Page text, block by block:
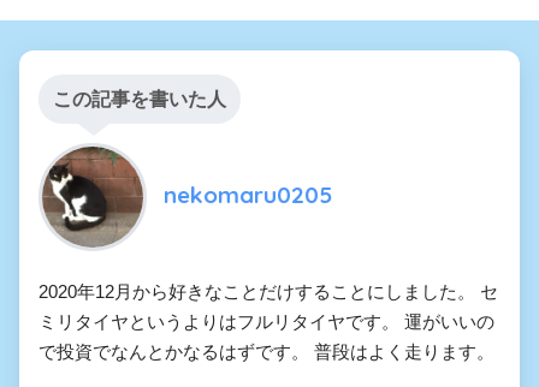
この記事を書いた人
nekomaru0205
2020年12月から好きなことだけすることにしました。 セ
ミリタイヤというよりはフルリタイヤです。 運がいいの
で投資でなんとかなるはずです。 普段はよく走ります。